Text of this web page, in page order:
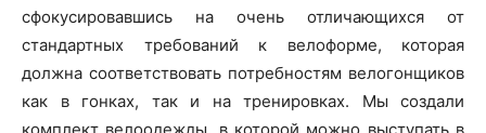
сфокусировавшись на очень отличающихся от
стандартных требований к велоформе, которая
должна соответствовать потребностям велогонщиков
как в гонках, так и на тренировках. Мы создали